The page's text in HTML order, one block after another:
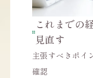
これまでの
見直す
主張すべきポイ
確認